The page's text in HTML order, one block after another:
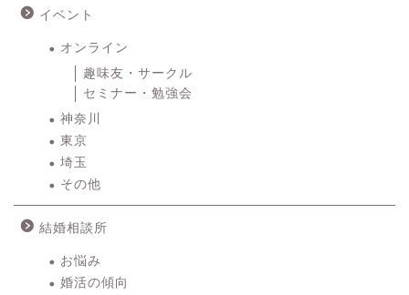
イベント
オンライン
趣味友・サークル
セミナー・勉強会
神奈川
東京
埼玉
その他
結婚相談所
お悩み
婚活の傾向